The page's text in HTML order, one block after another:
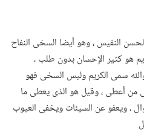
النفيس ، وهو أيضا السخى النفاح
هو كثير الإحسان بدون طلب ،
سمى الكريم وليس السخى فهو
من أعطى ، وقيل هو الذى يعطى ما
، ويعفو عن السيئات ويخفى العيوب